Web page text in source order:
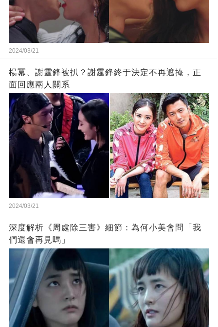
2024/03/21
楊冪、謝霆鋒被扒？謝霆鋒終于決定不再遮掩，正
面回應兩人關系
2024/03/21
深度解析《周處除三害》細節：為何小美會問「我
們還會再見嗎」